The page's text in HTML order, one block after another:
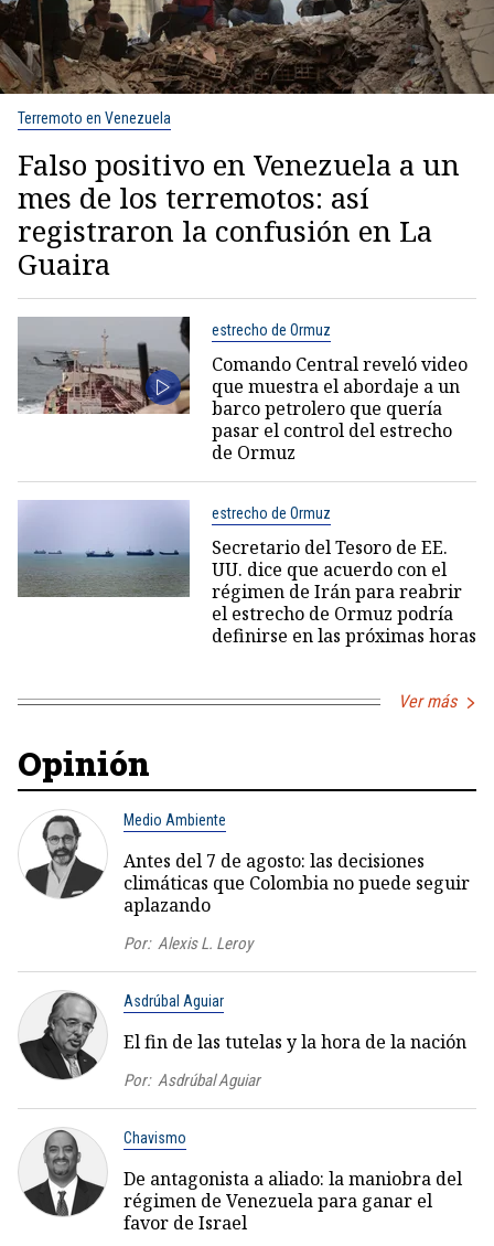
Terremoto en Venezuela
Falso positivo en Venezuela a un
mes de los terremotos: así
registraron la confusión en La
Guaira
estrecho de Ormuz
Comando Central reveló video
que muestra el abordaje a un
barco petrolero que quería
pasar el control del estrecho
de Ormuz
estrecho de Ormuz
Secretario del Tesoro de EE.
UU. dice que acuerdo con el
régimen de Irán para reabrir
el estrecho de Ormuz podría
definirse en las próximas horas
Ver más
Opinión
Medio Ambiente
Antes del 7 de agosto: las decisiones
climáticas que Colombia no puede seguir
aplazando
Por: Alexis L. Leroy
Asdrúbal Aguiar
El fin de las tutelas y la hora de la nación
Por: Asdrúbal Aguiar
Chavismo
De antagonista a aliado: la maniobra del
régimen de Venezuela para ganar el
favor de Israel